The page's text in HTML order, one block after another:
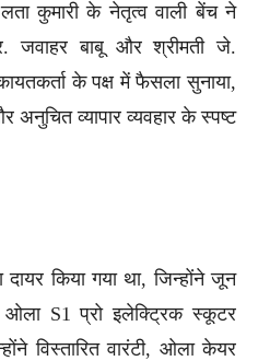
लता कुमारी के नेतृत्व वाली बेंच ने
जवाहर बाबू और श्रीमती जे.
के पक्ष में फैसला सुनाया,
व्यापार व्यवहार के स्पष्ट
किया गया था, जिन्होंने जून
S1 प्रो इलेक्ट्रिक स्कूटर
विस्तारित वारंटी, ओला केयर